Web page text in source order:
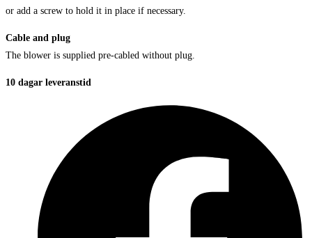
or add a screw to hold it in place if necessary.
Cable and plug
The blower is supplied pre-cabled without plug.
10 dagar leveranstid
fönster